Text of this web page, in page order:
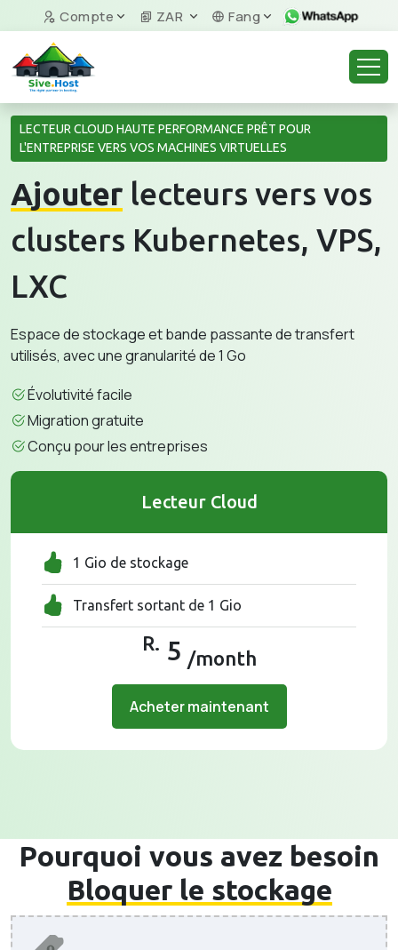
Compte ZAR Fang
LECTEUR CLOUD HAUTE PERFORMANCE PRÊT POUR
L'ENTREPRISE VERS VOS MACHINES VIRTUELLES
Ajouter lecteurs vers vos
clusters Kubernetes, VPS,
LXC
Espace de stockage et bande passante de transfert
utilisés, avec une granularité de 1 Go
Évolutivité facile
Migration gratuite
Conçu pour les entreprises
Lecteur Cloud
1 Gio de stockage
Transfert sortant de 1 Gio
R. 5 /month
Acheter maintenant
Pourquoi vous avez besoin
Bloquer le stockage